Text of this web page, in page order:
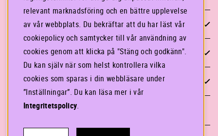
STOCKHOLM
GÖTEBORG
INFORMATION
LOGGA IN
relevant marknadsföring och en bättre upplevelse
av vår webbplats. Du bekräftar att du har läst vår
cookiepolicy och samtycker till vår användning av
cookies genom att klicka på "Stäng och godkänn".
Du kan själv när som helst kontrollera vilka
cookies som sparas i din webbläsare under
”Inställningar”. Du kan läsa mer i vår
Integritetspolicy.